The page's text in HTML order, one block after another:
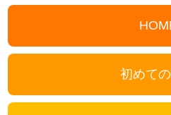
初めて